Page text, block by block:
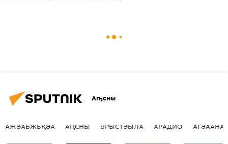
Аҧсны
АЖӘАБЖЬҚӘА АԤСНЫ УРЫСТӘЫЛА АРАДИО